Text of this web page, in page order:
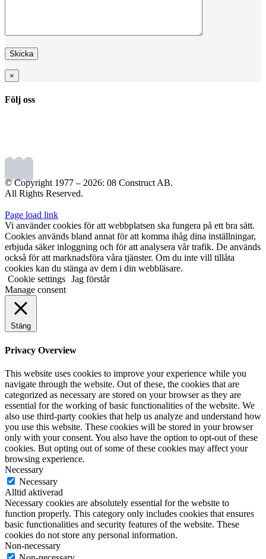
×
Följ oss
© Copyright 1977 – 2026: 08 Construct AB.
All Rights Reserved.
Page load link
Vi använder cookies för att webbplatsen ska fungera på ett bra sätt.
Cookies används bland annat för att komma ihåg dina inställningar,
erbjuda säker inloggning och för att analysera vår trafik. De används
också för att marknadsföra våra tjänster. Om du inte vill tillåta
cookies kan du stänga av dem i din webbläsare.
Cookie settings Jag förstår
Manage consent
Stäng
Privacy Overview
This website uses cookies to improve your experience while you
navigate through the website. Out of these, the cookies that are
categorized as necessary are stored on your browser as they are
essential for the working of basic functionalities of the website. We
also use third-party cookies that help us analyze and understand how
you use this website. These cookies will be stored in your browser
only with your consent. You also have the option to opt-out of these
cookies. But opting out of some of these cookies may affect your
browsing experience.
Necessary
Necessary
Alltid aktiverad
Necessary cookies are absolutely essential for the website to
function properly. This category only includes cookies that ensures
basic functionalities and security features of the website. These
cookies do not store any personal information.
Non-necessary